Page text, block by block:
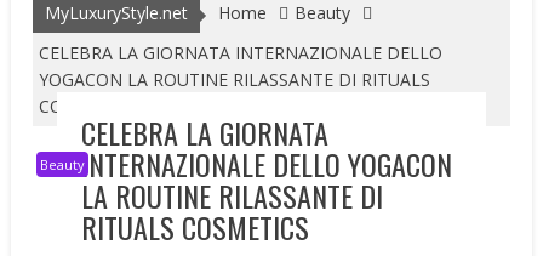
MyLuxuryStyle.net Home
Beauty
CELEBRA LA GIORNATA INTERNAZIONALE DELLO
YOGACON LA ROUTINE RILASSANTE DI RITUALS
COSMETICS
Beauty
CELEBRA LA GIORNATA
INTERNAZIONALE DELLO YOGACON
LA ROUTINE RILASSANTE DI
RITUALS COSMETICS